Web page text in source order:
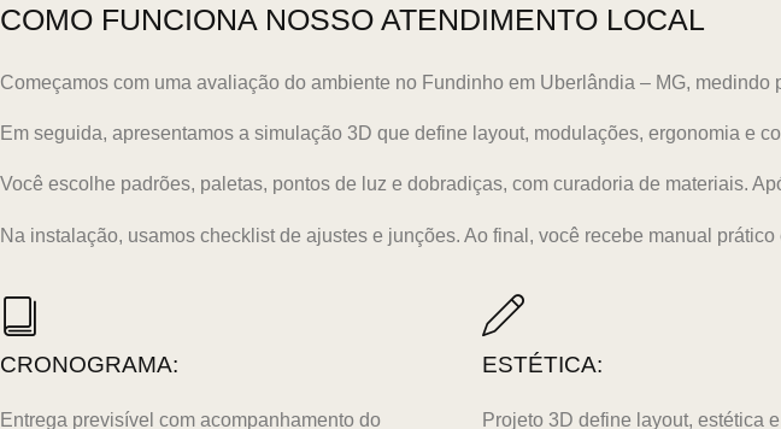
COMO FUNCIONA NOSSO ATENDIMENTO LOCAL
Começamos com uma avaliação do ambiente no Fundinho em Uberlândia – MG,
Em seguida, apresentamos a simulação 3D que define layout, modulações, ergonomia e
Você escolhe padrões, paletas, pontos de luz e dobradiças, com curadoria de materiais.
Na instalação, usamos checklist de ajustes e junções. Ao final, você recebe manual prático
CRONOGRAMA:
Entrega previsível com acompanhamento do
ESTÉTICA:
Projeto 3D define layout, estética e